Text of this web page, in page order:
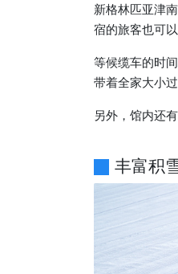
新格林匹亚津
宿的旅客也可以
等候缆车的时
带着全家大小
另外，馆内还
丰富积